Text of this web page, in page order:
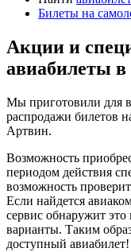
Билеты на
Акции и
авиабилеты
Мы приготовили для
распродажи билетов
Артвин.
Возможность
периодом действия
возможность
Если найдется
сервис обнаружит
варианты. Таким
доступный авиабилет!